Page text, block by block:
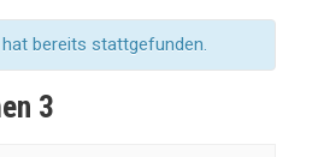
bereits stattgefunden.
3